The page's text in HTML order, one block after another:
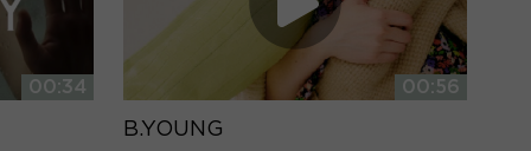
00:34 00:56
B.YOUNG